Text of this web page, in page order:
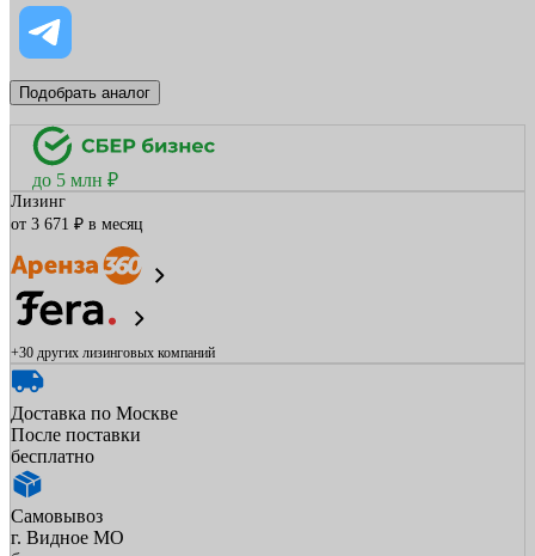
Подобрать аналог
до 5 млн ₽
Лизинг
от 3 671 ₽ в месяц
+30 других лизинговых компаний
Доставка по Москве
После поставки
бесплатно
Самовывоз
г. Видное МО